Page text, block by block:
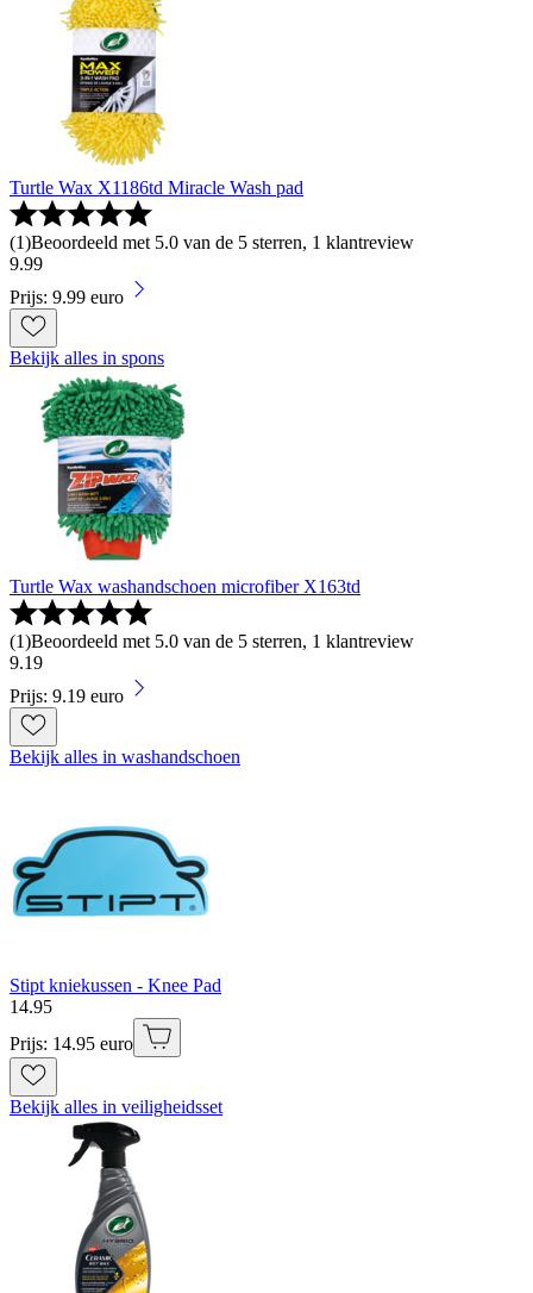
Turtle Wax X1186td Miracle Wash pad
(1)Beoordeeld met 5.0 van de 5 sterren, 1 klantreview
9.99
Prijs: 9.99 euro
Bekijk alles in spons
Turtle Wax washandschoen microfiber X163td
(1)Beoordeeld met 5.0 van de 5 sterren, 1 klantreview
9.19
Prijs: 9.19 euro
Bekijk alles in washandschoen
Stipt kniekussen - Knee Pad
14.95
Prijs: 14.95 euro
Bekijk alles in veiligheidsset